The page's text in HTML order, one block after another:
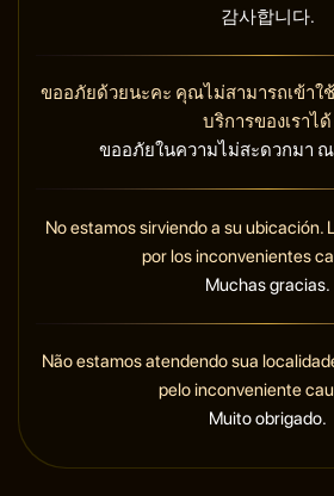
감사합니다.
ขออภัยด้วยนะคะ คุณไม่สามารถเข้าใ
บริการของเราได้
ขออภัยในความไม่สะดวกมา
No estamos sirviendo a su ubicación.
por los inconvenientes
Muchas gracias.
Não estamos atendendo sua
pelo inconveniente
Muito obrigado.